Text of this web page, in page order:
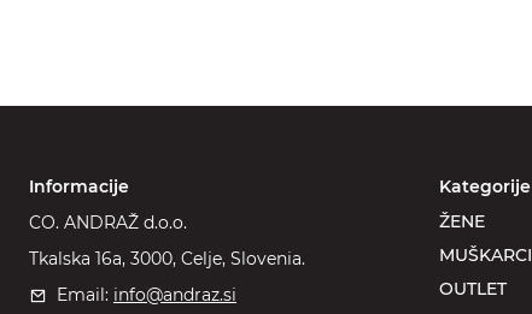
Informacije
CO. ANDRAŽ d.o.o.
Tkalska 16a, 3000, Celje, Slovenia.
Email: info@andraz.si
Kategorije
ŽENE
MUŠKARCI
OUTLET